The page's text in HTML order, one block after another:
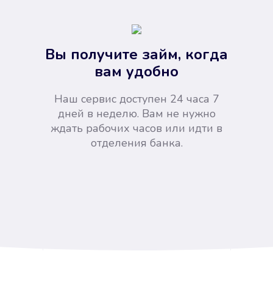
Вы получите займ, когда
вам удобно
Наш сервис доступен 24 часа 7
дней в неделю. Вам не нужно
ждать рабочих часов или идти в
отделения банка.